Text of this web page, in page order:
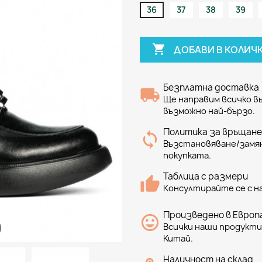
36 37 38 39
 ДОБАВИ В
Безплатна доставка
Ще направим всичко
възможно най-бързо.
Политика за връщане
Възстановяване/
покупката.
Таблица с размери
Консултирайте се с
Произведено в
Всички наши
Китай.
Наличност на склад